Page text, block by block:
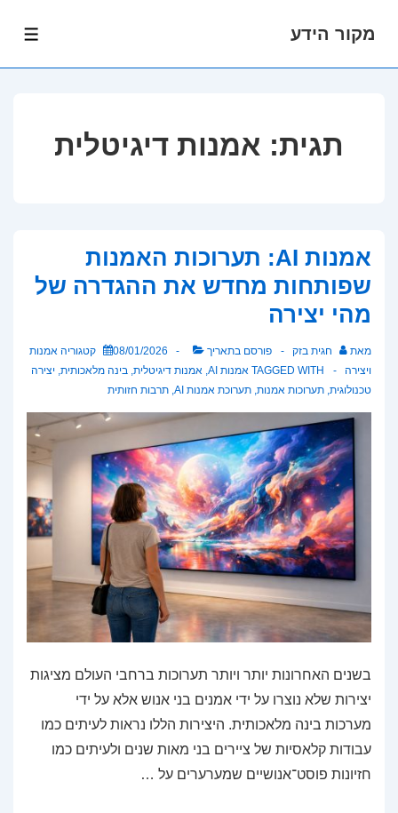
מקור הידע
תגית: אמנות דיגיטלית
אמנות AI: תערוכות האמנות
שפותחות מחדש את ההגדרה של
מהי יצירה
מאת חגית בזק פורסם בתאריך 08/01/2026 קטגוריה אמנות
ויצירה
TAGGED WITH אמנות AI , אמנות דיגיטלית, בינה מלאכותית, יצירה
טכנולוגית, תערוכות אמנות, תערוכת אמנות AI , תרבות חזותית
בשנים האחרונות יותר ויותר תערוכות ברחבי העולם מציגות
יצירות שלא נוצרו על ידי אמנים בני אנוש אלא על ידי
מערכות בינה מלאכותית. היצירות הללו נראות לעיתים כמו
עבודות קלאסיות של ציירים בני מאות שנים ולעיתים כמו
חזיונות פוסט־אנושיים שמערערים על …